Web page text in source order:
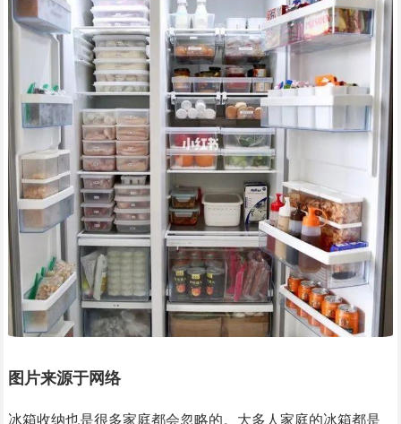
图片来源于网络
冰箱收纳也是很多家庭都会忽略的。大多人家庭的冰箱都是